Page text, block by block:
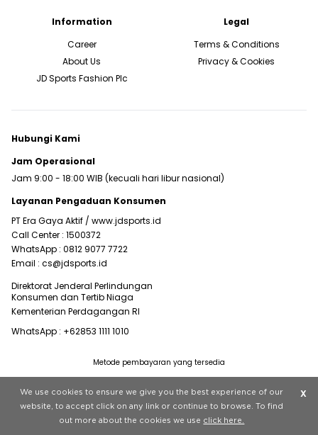
Information
Career
About Us
JD Sports Fashion Plc
Legal
Terms & Conditions
Privacy & Cookies
Hubungi Kami
Jam Operasional
Jam 9:00 - 18:00 WIB (kecuali hari libur nasional)
Layanan Pengaduan Konsumen
PT Era Gaya Aktif / www.jdsports.id
Call Center : 1500372
WhatsApp : 0812 9077 7722
Email : cs@jdsports.id
Direktorat Jenderal Perlindungan
Konsumen dan Tertib Niaga
Kementerian Perdagangan RI
WhatsApp : +62853 1111 1010
Copyright © 2022 JD Sports All rights reserved.
Metode pembayaran yang tersedia
We use cookies to ensure we give you the best experience of our
website, to accept click on any link or continue to browse. To find
out more about the cookies we use click here.
X